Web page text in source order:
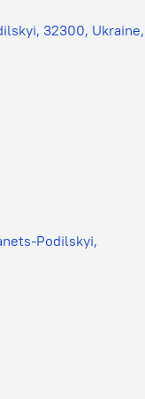
32300, Ukraine,
Podilskyi,